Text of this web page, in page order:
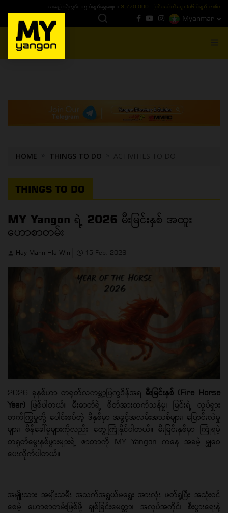
ယနေ့ပြည်တွင်း ၁၅ ပဲရည်ရွှေဈေး : 3,770,000 - ပြင်ပပေါက်စျေး (၁၆ ပဲရည် တစ်ကျပ်
Myanmar
MENU
HOME THINGS TO DO ACTIVITIES TO DO
THINGS TO DO
MY Yangon ရဲ့ 2026 မီးမြင်းနှစ် အထူး
ဟောစာတမ်း
Hay Mann Hla Win 15 Feb, 2026
2026 ခုနှစ်ဟာ တရုတ်လကမ္ဘာ့ပြက္ခဒိန်အရ မီးမြင်းနှစ် (Fire Horse
Year) ဖြစ်ပါတယ်။ မီးဓာတ်ရဲ့ စိတ်အားထက်သန်မှု၊ မြင်းရဲ့ လှုပ်ရှား
တက်ကြွမှုတို့ ပေါင်းစပ်တဲ့ ဒီနှစ်မှာ အခွင့်အလမ်းအသစ်များ၊ ပြောင်းလဲမှု
များ၊ စိန်ခေါ်မှုများကိုလည်း တွေ့ကြုံနိုင်ပါတယ်။ မီးမြင်းနှစ်မှာ ကြုံရမဲ့
တရုတ်မွေးနှစ်ဖွားများရဲ့ ဇာတာကို MY Yangon ကနေ အခမဲ့ မျှဝေ
ပေးလိုက်ပါတယ်။
အမျိုးသား အမျိုးသမီး အသက်အရွယ်မရွေး အားလုံး ဖတ်ရှုပြီး အသုံးဝင်
စေမဲ့ ဟောစာတမ်းဖြစ်ဖို့ ချစ်ခြင်းမေတ္တာ၊ အလုပ်အကိုင်၊ စီးပွားရေးနဲ့